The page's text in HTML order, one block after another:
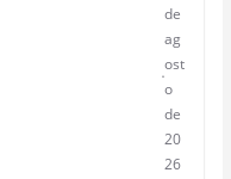
de
ag
ost
o
de
20
26